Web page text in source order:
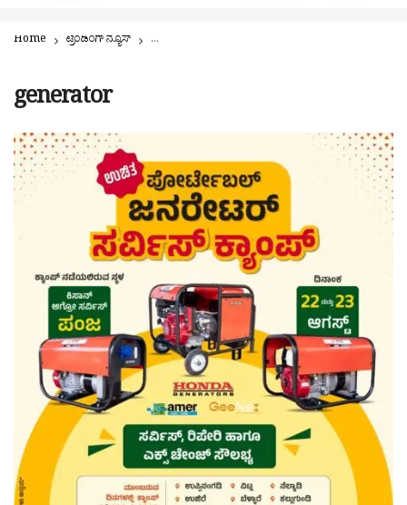
Home ಟ್ರೆಂಡಿಂಗ್ ನ್ಯೂಸ್ ಪಂಜದಲ್ಲಿ ಜನರೇಟರ್ ಕ್ಯಾಂಪ್ | ಆ. 22, 23ರಂದು
generator